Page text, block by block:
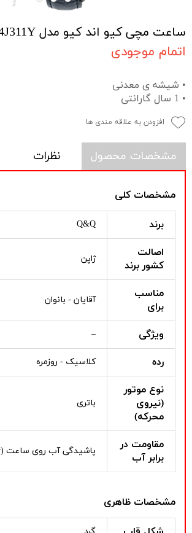
ساعت مچی کیو اند کیو مدل C154J311Y
اتمام موجودی
• شیشه ی معدنی
• 1 سال گارانتی
افزودن به علاقه مندی ها
مشخصات محصول نظرات
مشخصات کلی
برند Q&Q
اصالت
کشور برند
ژاپن
مناسب
برای
آقایان - بانوان
ویژگی –
رده کلاسیک - روزمره
نوع موتور
(نیروی
محرکه)
باتری
مقاومت در
برابر آب
پاشیدگی آب روی ساعت (3bar)
مشخصات ظاهری